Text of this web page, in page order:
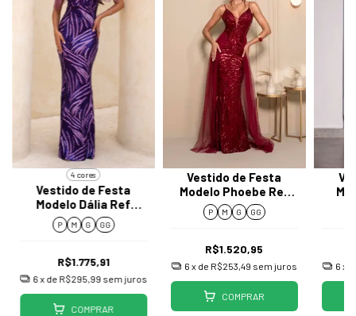
4 cores
Vestido de Festa
Modelo Dália Ref
HKLNM343
P M G GG
R$1.775,91
6x de R$295,99 sem juros
COMPRAR
Vestido de Festa
Modelo Phoebe Ref
HKLNH124
P M G GG
R$1.520,95
6 x de R$253,49 sem juros
COMPRAR
6 x